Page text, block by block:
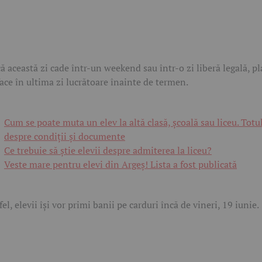
această zi cade într-un weekend sau într-o zi liberă legală,
în ultima zi lucrătoare înainte de termen.
Cum se poate muta un elev la altă clasă, școală sau liceu.
despre condiții și documente
Ce trebuie să știe elevii despre admiterea la liceu?
Veste mare pentru elevi din Argeș! Lista a fost publicată
elevii își vor primi banii pe carduri încă de vineri, 19 iunie.